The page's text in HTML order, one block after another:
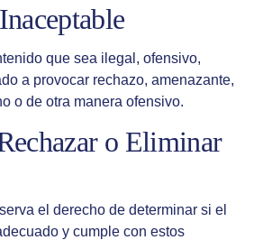
que sea ilegal, ofensivo,
a provocar rechazo, amenazante,
o de otra manera ofensivo.
o Eliminar
el derecho de determinar si el
y cumple con estos